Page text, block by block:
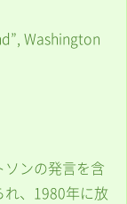
Washington
ンの発言を含
、1980年に放